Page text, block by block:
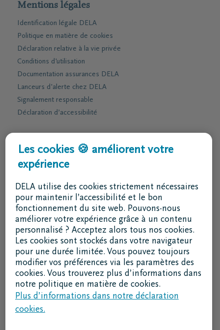
Mentions légales
Identification légale DELA
Politique en matière de cookies
Déclaration relative à la vie privée
Conditions d'utilisation
Documentation assurances DELA
Lanceurs d'alerte chez DELA
Signalement responsable
Déclaration d’accessibilité
Services & contact
J'ai une question
Je souhaite une brochure par la poste
02 800 87 87
lu - ve 8h30 - 17h
Je suis un intermédiaire
Se connecter à DELAconnect
Je suis un fournisseur
Code RSE
Les cookies 🍪 améliorent votre
expérience
DELA utilise des cookies strictement nécessaires
pour maintenir l’accessibilité et le bon
fonctionnement du site web. Pouvons-nous
améliorer votre expérience grâce à un contenu
personnalisé ? Acceptez alors tous nos cookies.
Les cookies sont stockés dans votre navigateur
pour une durée limitée. Vous pouvez toujours
modifier vos préférences via les paramètres des
cookies. Vous trouverez plus d’informations dans
notre politique en matière de cookies.
Plus d’informations dans notre déclaration
cookies.